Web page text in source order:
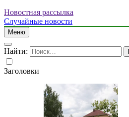
Новостная рассылка
Случайные новости
Меню
Найти:
Заголовки